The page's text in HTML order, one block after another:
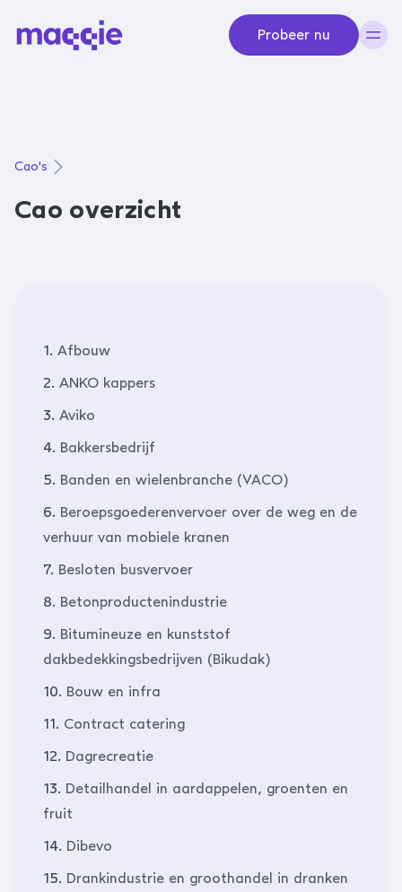
Probeer nu
Cao's
Cao overzicht
1. Afbouw
2. ANKO kappers
3. Aviko
4. Bakkersbedrijf
5. Banden en wielenbranche (VACO)
6. Beroepsgoederenvervoer over de weg en de
verhuur van mobiele kranen
7. Besloten busvervoer
8. Betonproductenindustrie
9. Bitumineuze en kunststof
dakbedekkingsbedrijven (Bikudak)
10. Bouw en infra
11. Contract catering
12. Dagrecreatie
13. Detailhandel in aardappelen, groenten en
fruit
14. Dibevo
15. Drankindustrie en groothandel in dranken